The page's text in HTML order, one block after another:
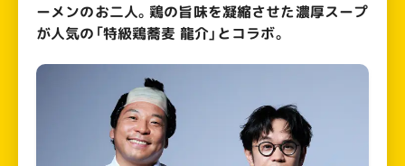
ーメンのお二人。鶏の旨味を凝縮させた濃厚スープ
が人気の「特級鶏蕎麦 龍介」とコラボ​。